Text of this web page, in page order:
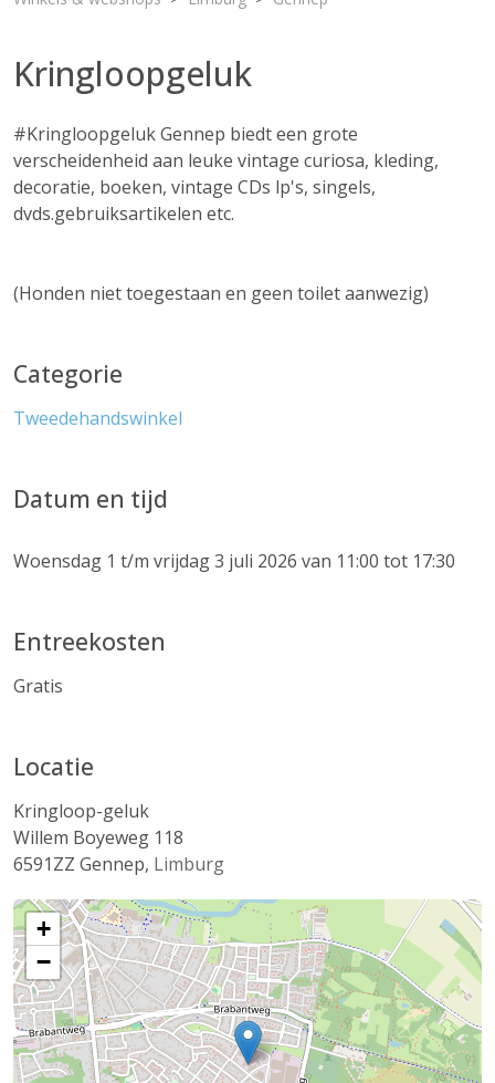
Kringloopgeluk
#Kringloopgeluk Gennep biedt een grote
verscheidenheid aan leuke vintage curiosa, kleding,
decoratie, boeken, vintage CDs lp's, singels,
dvds.gebruiksartikelen etc.
(Honden niet toegestaan en geen toilet aanwezig)
Categorie
Tweedehandswinkel
Datum en tijd
Woensdag 1 t/m vrijdag 3 juli 2026 van 11:00 tot 17:30
Entreekosten
Gratis
Locatie
Kringloop-geluk
Willem Boyeweg 118
6591ZZ Gennep, Limburg
+
−